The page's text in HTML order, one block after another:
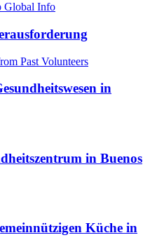
Global Info
Past Volunteers
in
in Buenos
Küche in